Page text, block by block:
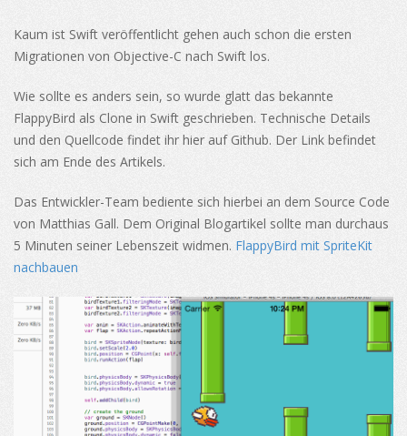
Kaum ist Swift veröffentlicht gehen auch schon die ersten
Migrationen von Objective-C nach Swift los.
Wie sollte es anders sein, so wurde glatt das bekannte
FlappyBird als Clone in Swift geschrieben. Technische Details
und den Quellcode findet ihr hier auf Github. Der Link befindet
sich am Ende des Artikels.
Das Entwickler-Team bediente sich hierbei an dem Source Code
von Matthias Gall. Dem Original Blogartikel sollte man durchaus
5 Minuten seiner Lebenszeit widmen. FlappyBird mit SpriteKit
nachbauen